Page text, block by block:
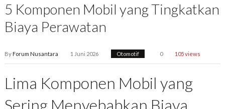
5 Komponen Mobil yang Tingkatkan
Biaya Perawatan
ByForum Nusantara 1 Juni 2026 Otomotif 0 105 views
Lima Komponen Mobil yang
Sering Menyebabkan Biaya